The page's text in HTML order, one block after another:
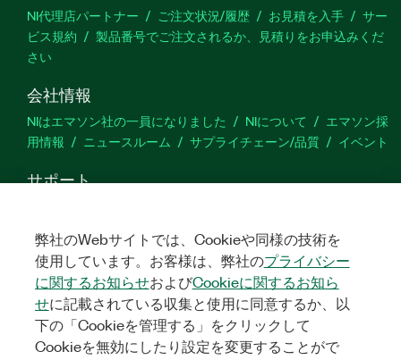
NI代理店パートナー ご注文状況/履歴 お見積を入手
サー
ビス規約
製品番号でご注文されるか、見積りをお申込みくだ
さい
会社情報
NIはエマソン社の一員になりました NIについて
エマソン採
用情報
ニュースルーム サプライチェーン/品質 イベント
サポート
するご意見
TwitterYouTube
弊社のWebサイトでは、Cookieや同様の技術を
使用しています。お客様は、弊社のプライバシー
に関するお知らせおよびCookieに関するお知ら
せに記載されている収集と使用に同意するか、以
下の「Cookieを管理する」をクリックして
Cookieを無効にしたり設定を変更することがで